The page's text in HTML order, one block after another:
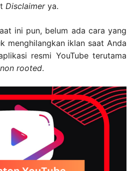
Disclaimer ya.
ini pun, belum ada cara yang
menghilangkan iklan saat Anda
resmi YouTube terutama
non rooted.